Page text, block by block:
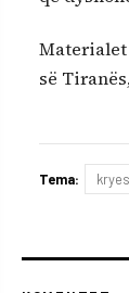
së
Tema: